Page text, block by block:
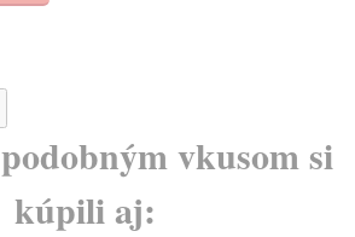
vkusom si
kúpili aj: